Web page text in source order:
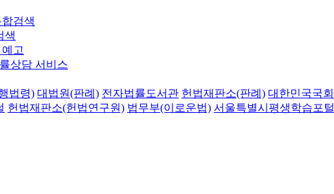
법령) 대법원(판례) 전자법률도서관 헌법재판소(판례) 대한민국국회
헌법재판소(헌법연구원) 법무부(이로운법) 서울특별시평생학습포털